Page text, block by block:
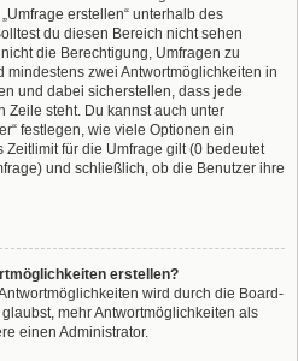
erstellen“ unterhalb des
du diesen Bereich nicht sehen
die Berechtigung, Umfragen zu
zwei Antwortmöglichkeiten in
und dabei sicherstellen, dass jede
Zeile steht. Du kannst auch unter
festlegen, wie viele Optionen ein
für die Umfrage gilt (0 bedeutet
und schließlich, ob die Benutzer ihre
erstellen?
wird durch die Board-
mehr Antwortmöglichkeiten als
einen Administrator.